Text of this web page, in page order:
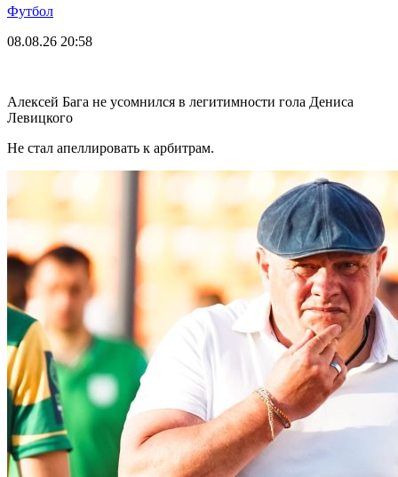
Футбол
08.08.26 20:58
Алексей Бага не усомнился в легитимности гола Дениса
Левицкого
Не стал апеллировать к арбитрам.